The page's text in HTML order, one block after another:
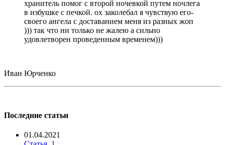
хранитель помог с второй ночевкой путем ночлега
в избушке с печкой. ох заколебал я чувствую его-
своего ангела с доставанием меня из разных жоп
))) так что ни только не жалею а сильно
удовлетворен проведенным временем)))
Иван Юрченко
Последние статьи
01.04.2021